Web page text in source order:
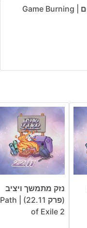
שורפים משחקים | Game Burning
נזק מתמשך ויציב
(פרק 22.11) | Path
of Exile 2